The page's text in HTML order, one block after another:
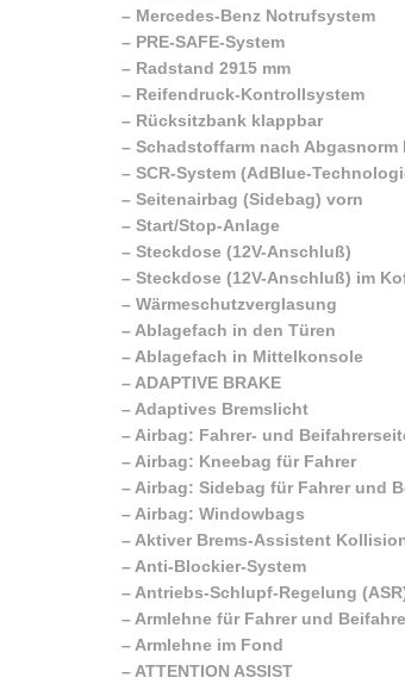
– Mercedes-Benz Notrufsystem
– PRE-SAFE-System
– Radstand 2915 mm
– Reifendruck-Kontrollsystem
– Rücksitzbank klappbar
– Schadstoffarm nach Abgasnorm
– SCR-System (AdBlue-
– Seitenairbag (Sidebag) vorn
– Start/Stop-Anlage
– Steckdose (12V-Anschluß)
– Steckdose (12V-Anschluß) im
– Wärmeschutzverglasung
– Ablagefach in den Türen
– Ablagefach in Mittelkonsole
– ADAPTIVE BRAKE
– Adaptives Bremslicht
– Airbag: Fahrer- und
– Airbag: Kneebag für Fahrer
– Airbag: Sidebag für Fahrer und
– Airbag: Windowbags
– Aktiver Brems-Assistent
– Anti-Blockier-System
– Antriebs-Schlupf-Regelung
– Armlehne für Fahrer und
– Armlehne im Fond
– ATTENTION ASSIST